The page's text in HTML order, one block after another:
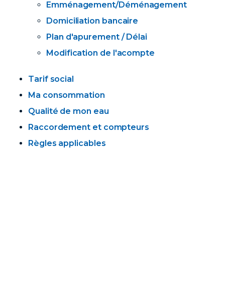
Emménagement/Déménagement
Domiciliation bancaire
Plan d'apurement / Délai
Modification de l'acompte
Tarif social
Ma consommation
Qualité de mon eau
Raccordement et compteurs
Règles applicables